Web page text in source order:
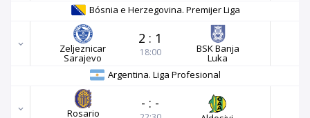
Bósnia e Herzegovina. Premijer Liga
Zeljeznicar
Sarajevo
2 : 1
18:00 BSK Banja
Luka
Argentina. Liga Profesional
Rosario
- : -